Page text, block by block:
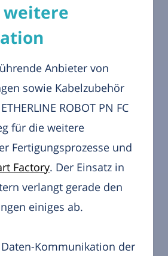
Anbieter von
sowie Kabelzubehör
ROBOT PN FC
für die weitere
Fertigungsprozesse und
Factory. Der Einsatz in
verlangt gerade den
einiges ab.
Kommunikation der